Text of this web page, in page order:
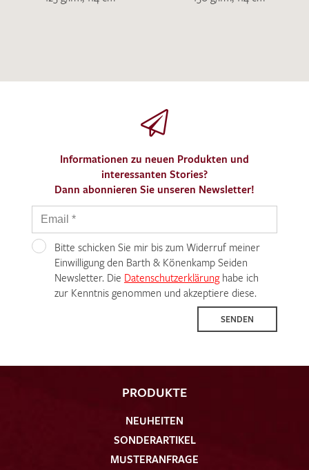
Informationen zu neuen Produkten und
interessanten Stories?
Dann abonnieren Sie unseren Newsletter!
Bitte schicken Sie mir bis zum Widerruf meiner
Einwilligung den Barth & Könenkamp Seiden
Newsletter. Die Datenschutzerklärunghabe ich
zur Kenntnis genommen und akzeptiere diese.
SENDEN
PRODUKTE
NEUHEITEN
SONDERARTIKEL
MUSTERANFRAGE